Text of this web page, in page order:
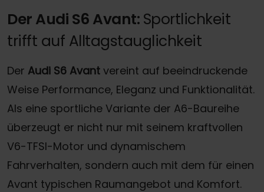
Der Audi S6 Avant: Sportlichkeit
trifft auf Alltagstauglichkeit
Der Audi S6 Avant vereint auf beeindruckende
Weise Performance, Eleganz und Funktionalität.
Als eine sportliche Variante der A6-Baureihe
überzeugt er nicht nur mit seinem kraftvollen
V6-TFSI-Motor und dynamischem
Fahrverhalten, sondern auch mit dem für einen
Avant typischen Raumangebot und Komfort.